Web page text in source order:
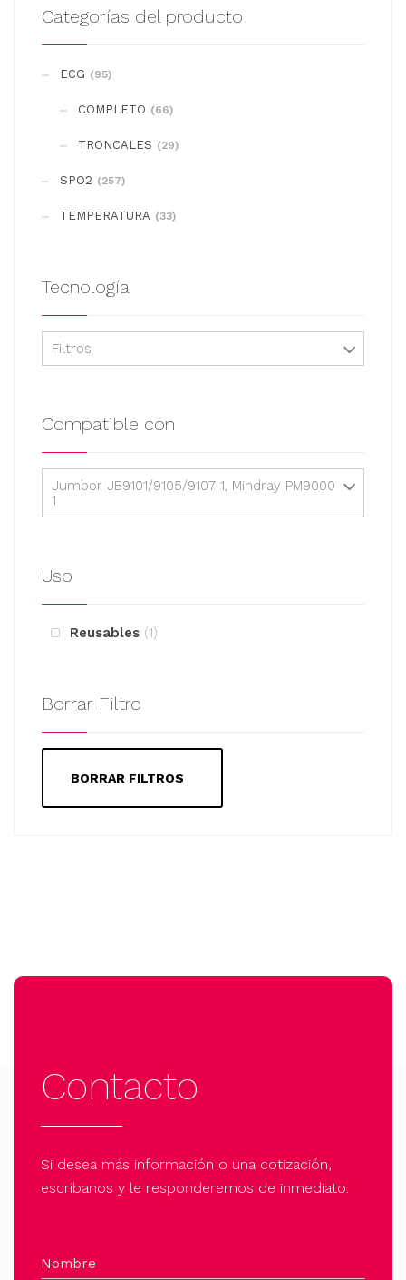
Las
pueden
elegir
página
de
Categorías del producto
ECG (95)
COMPLETO (66)
TRONCALES (29)
SPO2 (257)
TEMPERATURA (33)
Tecnología
Filtros
Compatible con
Jumbor JB9101/9105/9107 1, Mindray PM9000
1
Uso
Reusables 1
Borrar Filtro
BORRAR FILTROS
Contacto
Si desea más información o una cotización,
escríbanos y le responderemos de inmediato.
Nombre